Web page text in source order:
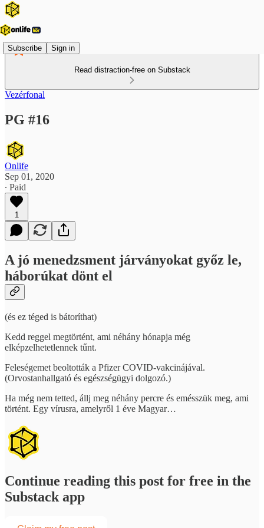
Subscribe Sign in
Read distraction-free on Substack
Vezérfonal
PG #16
Onlife
Sep 01, 2020
∙ Paid
1
A jó menedzsment járványokat győz le,
háborúkat dönt el
(és ez téged is bátoríthat)
Kedd reggel megtörtént, ami néhány hónapja még
elképzelhetetlennek tűnt.
Feleségemet beoltották a Pfizer COVID-vakcinájával.
(Orvostanhallgató és egészségügyi dolgozó.)
Ha még nem tetted, állj meg néhány percre és emésszük meg, ami
történt. Egy vírusra, amelyről 1 éve Magyar…
Continue reading this post for free in the
Substack app